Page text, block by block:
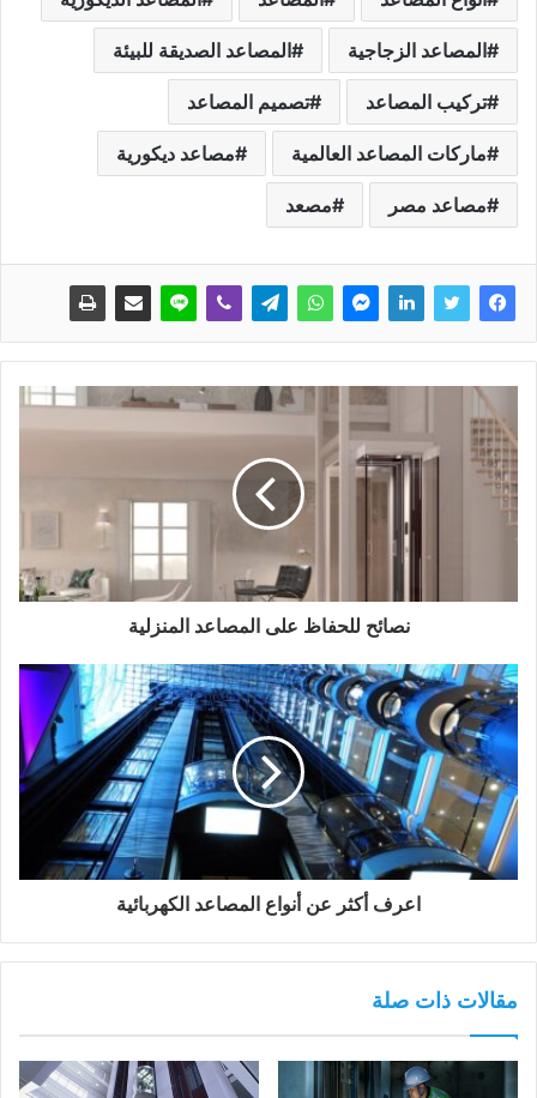
المصاعد الزجاجية المصاعد الصديقة للبيئة
تركيب المصاعد تصميم المصاعد
ماركات المصاعد العالمية مصاعد ديكورية
مصاعد مصر مصعد
نصائح للحفاظ على المصاعد المنزلية
اعرف أكثر عن أنواع المصاعد الكهربائية
مقالات ذات صلة